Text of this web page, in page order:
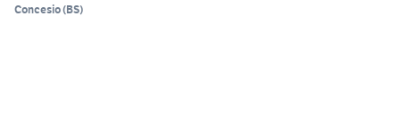
Concesio(BS)